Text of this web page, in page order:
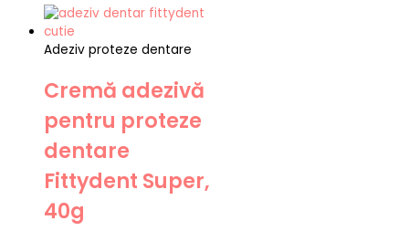
Adeziv proteze dentare
Cremă adezivă
pentru proteze
dentare
Fittydent Super,
40g